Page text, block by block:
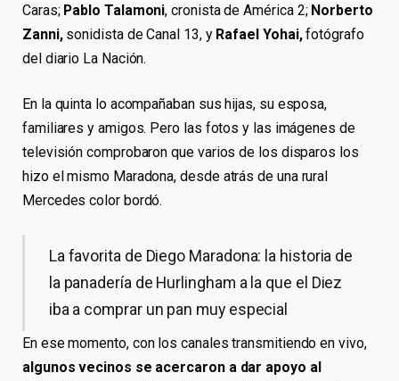
Caras; Pablo Talamoni, cronista de América 2; Norberto
Zanni,sonidista de Canal 13, y Rafael Yohai,fotógrafo
del diario La Nación.
En la quinta lo acompañaban sus hijas, su esposa,
familiares y amigos. Pero las fotos y las imágenes de
televisión comprobaron que varios de los disparos los
hizo el mismo Maradona, desde atrás de una rural
Mercedes color bordó.
La favorita de Diego Maradona: la historia de
la panadería de Hurlingham a la que el Diez
iba a comprar un pan muy especial
En ese momento, con los canales transmitiendo en vivo,
algunos vecinos se acercaron a dar apoyo al